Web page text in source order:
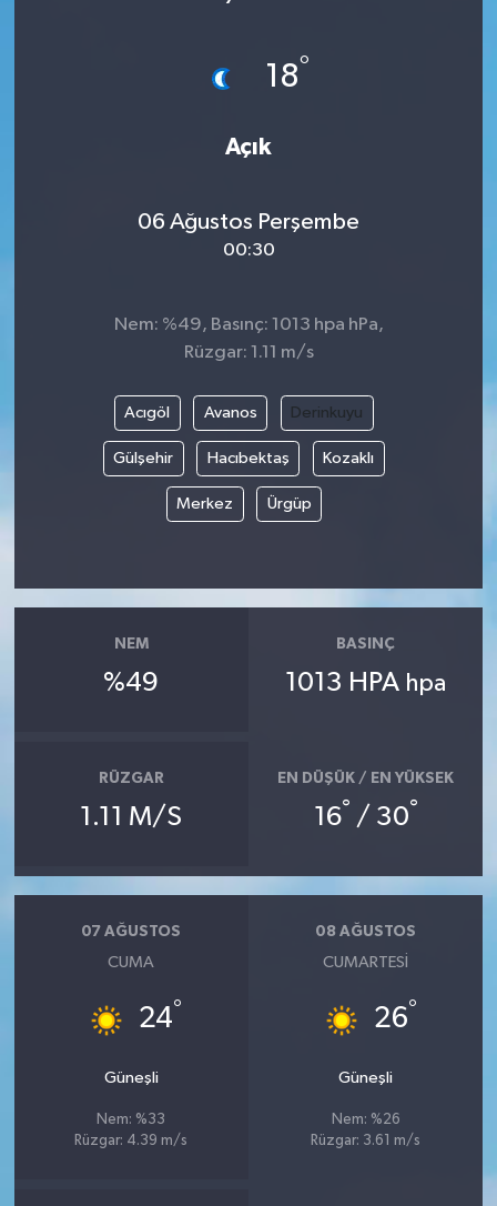
18°
Açık
06 Ağustos Perşembe
00:30
Nem: %49, Basınç: 1013 hpa hPa,
Rüzgar: 1.11 m/s
Acıgöl Avanos Derinkuyu
Gülşehir Hacıbektaş Kozaklı
Merkez Ürgüp
NEM
%49
BASINÇ
1013 HPA hpa
RÜZGAR
1.11 M/S
EN DÜŞÜK / EN YÜKSEK
16° / 30°
07 AĞUSTOS
CUMA
24°
Güneşli
Nem: %33
Rüzgar: 4.39 m/s
08 AĞUSTOS
CUMARTESI
26°
Güneşli
Nem: %26
Rüzgar: 3.61 m/s
DÜNYA
MEDYA
YAŞAM